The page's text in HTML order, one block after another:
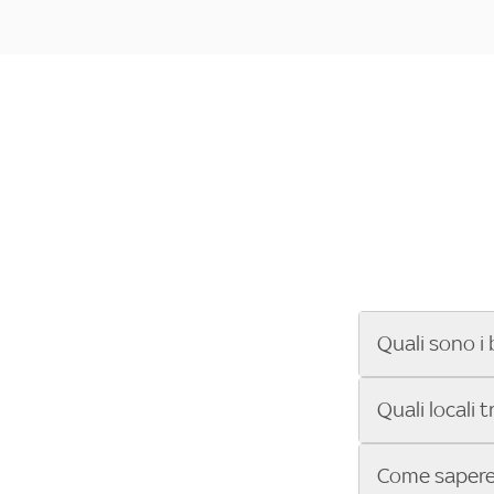
Quali sono i
Se cerchi un
ENILIVE, la
Sky Bar ti
Quali locali
Vuoi sapere
Come